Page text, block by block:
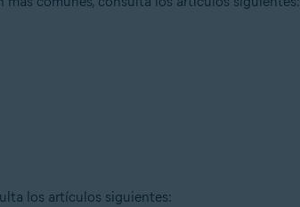
los artículos siguientes: